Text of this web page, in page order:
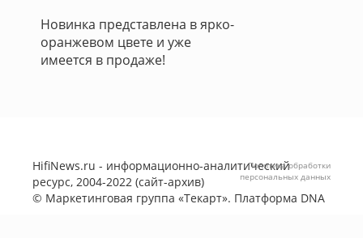
Новинка представлена в ярко-
оранжевом цвете и уже
имеется в продаже!
HifiNews.ru - информационно-аналитический
ресурс, 2004-2022 (сайт-архив)
© Маркетинговая группа «Текарт». Платформа DNA
Политика обработки
персональных данных